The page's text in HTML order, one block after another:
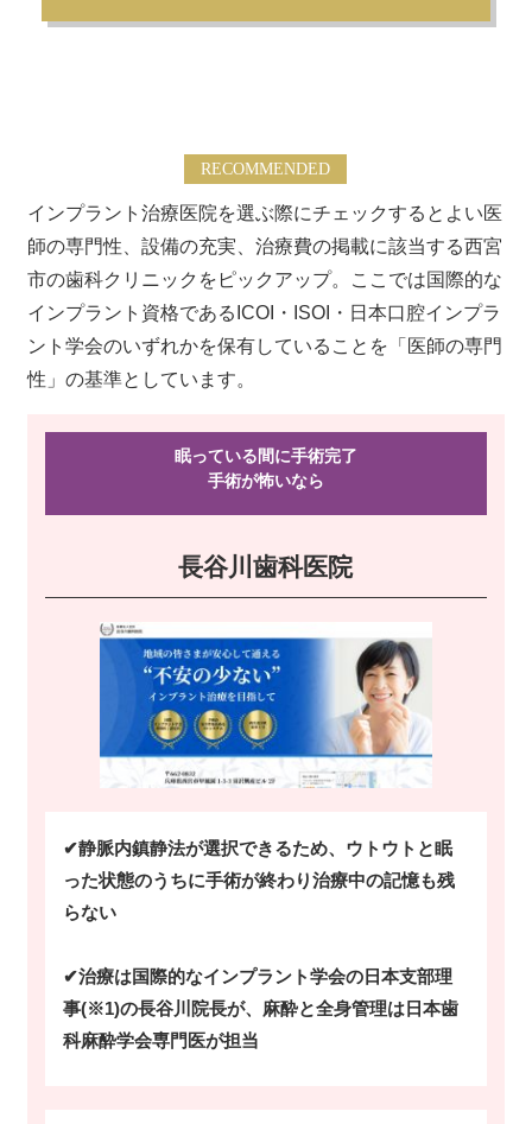
RECOMMENDED
インプラント治療医院を選ぶ際にチェックするとよい医
師の専門性、設備の充実、治療費の掲載に該当する西宮
市の歯科クリニックをピックアップ。ここでは国際的な
インプラント資格であるICOI・ISOI・日本口腔インプラ
ント学会のいずれかを保有していることを「医師の専門
性」の基準としています。
眠っている間に手術完了
手術が怖いなら
長谷川歯科医院
✔静脈内鎮静法が選択できるため、ウトウトと眠
った状態のうちに手術が終わり治療中の記憶も残
らない
✔治療は国際的なインプラント学会の日本支部理
事(※1)の長谷川院長が、麻酔と全身管理は日本歯
科麻酔学会専門医が担当